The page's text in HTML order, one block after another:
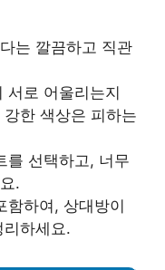
는 깔끔하고 직관
서로 어울리는지
한 색상은 피하는
를 선택하고, 너무
.
함하여, 상대방이
하세요.